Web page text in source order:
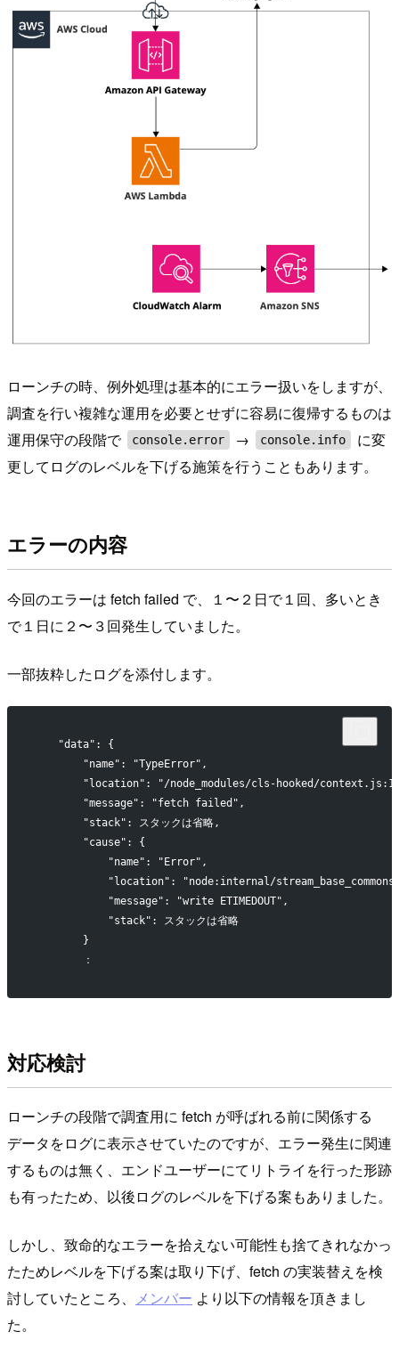
ローンチの時、例外処理は基本的にエラー扱いをしますが、
調査を行い複雑な運用を必要とせずに容易に復帰するものは
運用保守の段階で
console.error → console.info
に変
更してログのレベルを下げる施策を行うこともあります。
エラーの内容
今回のエラーは fetch failed で、１〜２日で１回、多いとき
で１日に２〜３回発生していました。
一部抜粋したログを添付します。
    "data": {
        "name": "TypeError",
"location": "/node_modules/cls-hooked/
        "message": "fetch failed",
        "stack": スタックは省略,
        "cause": {
            "name": "Error",
"location": "node:internal/
            "message": "write ETIMEDOUT",
            "stack": スタックは省略
        }
        ：
対応検討
ローンチの段階で調査用に fetch が呼ばれる前に関係する
データをログに表示させていたのですが、エラー発生に関連
するものは無く、エンドユーザーにてリトライを行った形跡
も有ったため、以後ログのレベルを下げる案もありました。
しかし、致命的なエラーを拾えない可能性も捨てきれなかっ
たためレベルを下げる案は取り下げ、fetch の実装替えを検
討していたところ、 メンバー より以下の情報を頂きまし
た。